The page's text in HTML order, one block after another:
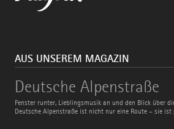
AUS UNSEREM MAGAZIN
Deutsche Alpenstraße
Fenster runter, Lieblingsmusik an und den Blick über
Deutsche Alpenstraße ist nicht nur eine Route – sie
Deutsche
Alpenstraße